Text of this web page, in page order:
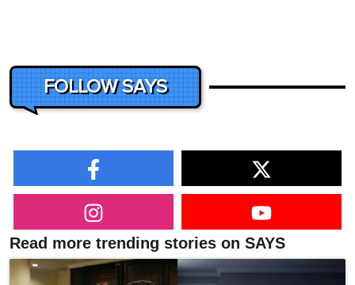
FOLLOW SAYS
Read more trending stories on SAYS